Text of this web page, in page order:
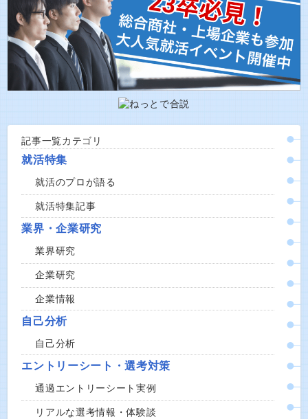
記事一覧カテゴリ
就活特集
就活のプロが語る
就活特集記事
業界・企業研究
業界研究
企業研究
企業情報
自己分析
自己分析
エントリーシート・選考対策
通過エントリーシート実例
リアルな選考情報・体験談